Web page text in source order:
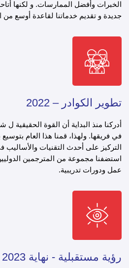
الخبرات وأفضل الممارسات. و لكنها
جديدة و تقديم خدماتنا لقاعدة أوسع من
تطوير الكوادر – 2022
أدركنا منذ البداية أن القوة
في فريقها. ولهذا، قمنا هذا العام
التركيز على أحدث التقنيات والأساليب
استضفنا مجموعة من المترجمين
عمل ودورات تدريبية.
رؤية مستقبلية - نهاية 2023